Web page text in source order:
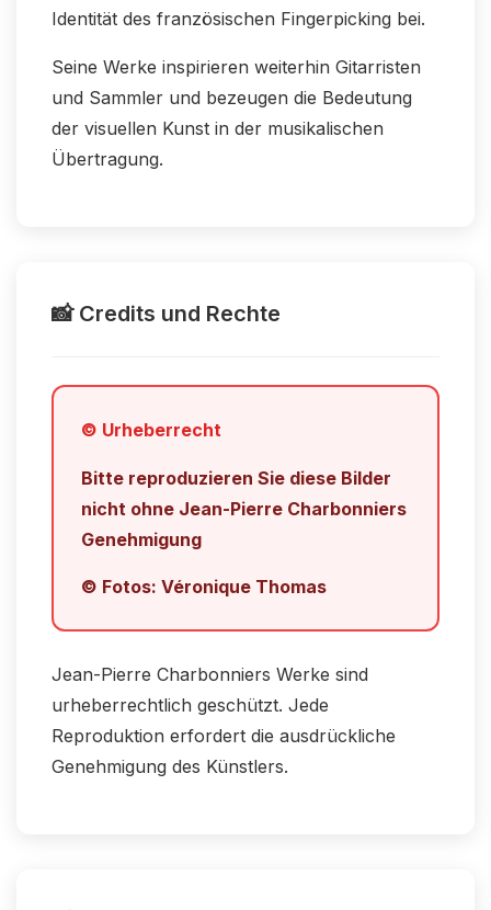
Identität des französischen Fingerpicking bei.
Seine Werke inspirieren weiterhin Gitarristen
und Sammler und bezeugen die Bedeutung
der visuellen Kunst in der musikalischen
Übertragung.
📸 Credits und Rechte
© Urheberrecht
Bitte reproduzieren Sie diese Bilder
nicht ohne Jean-Pierre Charbonniers
Genehmigung
© Fotos: Véronique Thomas
Jean-Pierre Charbonniers Werke sind
urheberrechtlich geschützt. Jede
Reproduktion erfordert die ausdrückliche
Genehmigung des Künstlers.